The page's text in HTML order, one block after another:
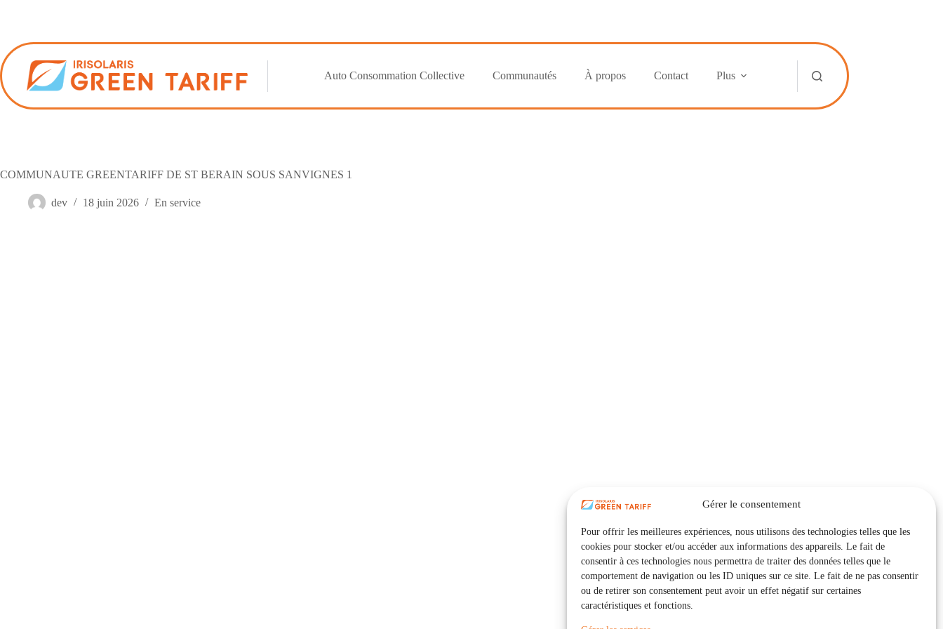
Gérer le consentement
Pour offrir les meilleures expériences, nous utilisons des technologies telles que les
cookies pour stocker et/ou accéder aux informations des appareils. Le fait de
consentir à ces technologies nous permettra de traiter des données telles que le
comportement de navigation ou les ID uniques sur ce site. Le fait de ne pas consentir
ou de retirer son consentement peut avoir un effet négatif sur certaines
caractéristiques et fonctions.
Auto Consommation Collective Communautés À propos Contact Plus
COMMUNAUTE GREENTARIFF DE ST BERAIN SOUS SANVIGNES 1
dev 18 juin 2026 En service